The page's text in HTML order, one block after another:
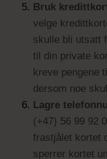
Bruk
velge
skulle bli utsatt
til din private
kreve pengene
dersom noe
Lagre
(+47) 56 99 92
frastjålet kortet
sperrer kortet